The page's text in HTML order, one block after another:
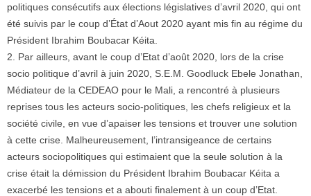
politiques consécutifs aux élections législatives d’avril 2020, qui ont
été suivis par le coup d’État d’Aout 2020 ayant mis fin au régime du
Président Ibrahim Boubacar Kéita.
2. Par ailleurs, avant le coup d’Etat d’août 2020, lors de la crise
socio politique d’avril à juin 2020, S.E.M. Goodluck Ebele Jonathan,
Médiateur de la CEDEAO pour le Mali, a rencontré à plusieurs
reprises tous les acteurs socio-politiques, les chefs religieux et la
société civile, en vue d’apaiser les tensions et trouver une solution
à cette crise. Malheureusement, l’intransigeance de certains
acteurs sociopolitiques qui estimaient que la seule solution à la
crise était la démission du Président Ibrahim Boubacar Kéita a
exacerbé les tensions et a abouti finalement à un coup d’Etat.